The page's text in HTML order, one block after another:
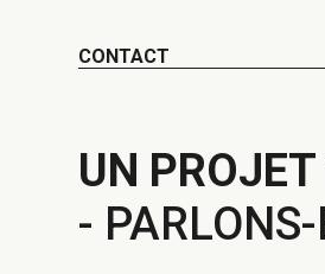
CONTACT
UN PROJET
-